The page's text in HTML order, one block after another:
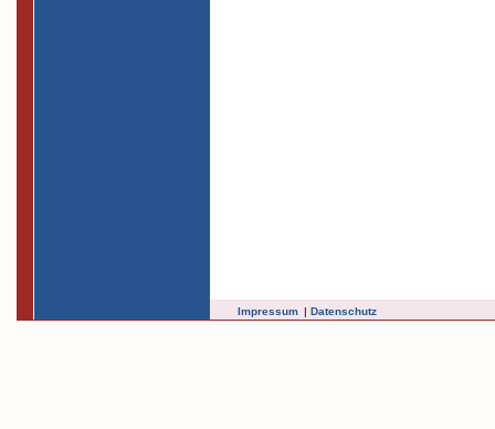
Impressum | Datenschutz